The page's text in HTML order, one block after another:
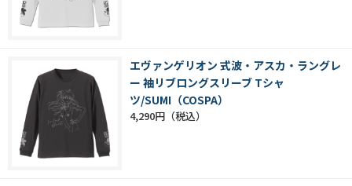
エヴァンゲリオン 式波・アスカ・ラングレ
ー 袖リブロングスリーブ Tシャ
ツ/SUMI（COSPA）
4,290円